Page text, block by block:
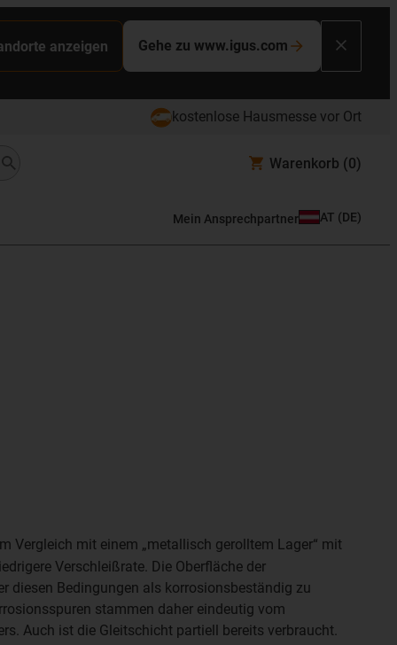
anzeigen Gehe zu www.igus.com
kostenlose Hausmesse vor Ort
Warenkorb (0)
Mein Ansprechpartner AT (DE)
Vergleich mit einem „metallisch gerolltem Lager“ mit
Verschleißrate. Die Oberfläche der
diesen Bedingungen als korrosionsbeständig zu
stammen daher eindeutig vom
Auch ist die Gleitschicht partiell bereits verbraucht.